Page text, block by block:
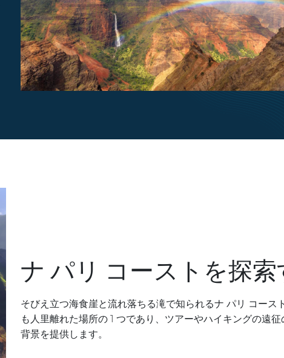
ナ パリ コーストを探索
そびえ立つ海食崖と流れ落ちる滝で知られるナ パリ コース
も人里離れた場所の 1 つであり、ツアーやハイキングの遠
背景を提供します。